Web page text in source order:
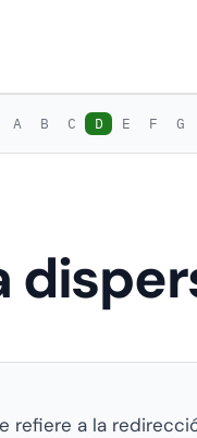
de Precisión
A B C D E F G
refiere a la